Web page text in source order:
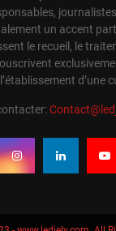
un accent
le recueil, le
d’une